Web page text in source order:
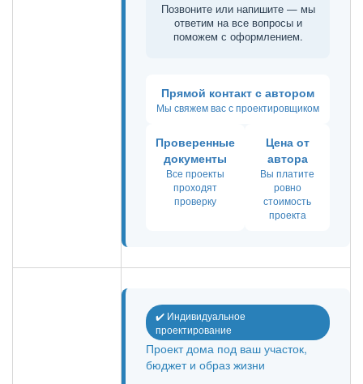
Позвоните или напишите — мы
ответим на все вопросы и
поможем с оформлением.
Прямой контакт с автором
Мы свяжем вас с проектировщиком
Проверенные
документы
Все проекты
проходят
проверку
Цена от
автора
Вы платите
ровно
стоимость
проекта
✔️ Индивидуальное
проектирование
Проект дома под ваш участок,
бюджет и образ жизни